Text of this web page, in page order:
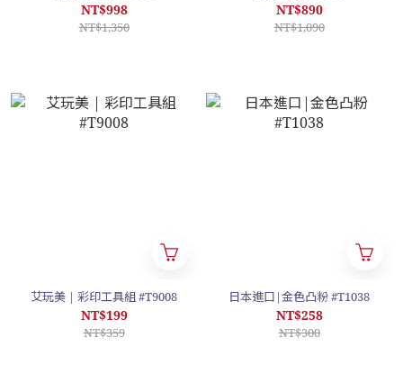
NT$998
NT$1,350
NT$890
NT$1,090
艾玩美 | 彩印工具組 #T9008
NT$199
NT$359
日本進口|金色凸粉 #T1038
NT$258
NT$300